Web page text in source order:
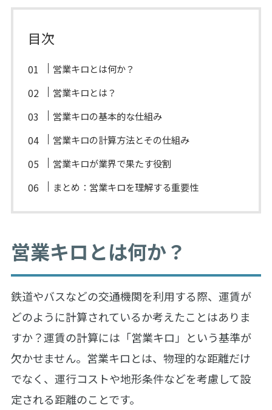
目次
営業キロとは何か？
営業キロとは？
営業キロの基本的な仕組み
営業キロの計算方法とその仕組み
営業キロが業界で果たす役割
まとめ：営業キロを理解する重要性
営業キロとは何か？
鉄道やバスなどの交通機関を利用する際、運賃が
どのように計算されているか考えたことはありま
すか？運賃の計算には「営業キロ」という基準が
欠かせません。営業キロとは、物理的な距離だけ
でなく、運行コストや地形条件などを考慮して設
定される距離のことです。